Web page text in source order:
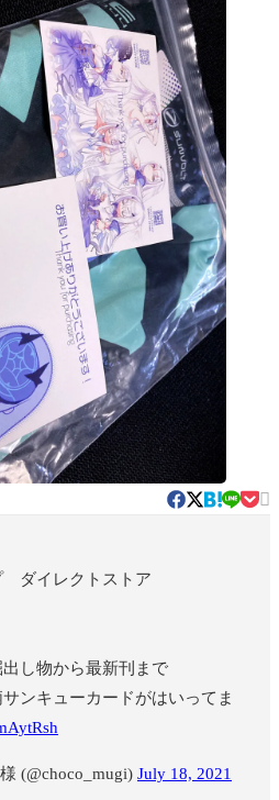

ダイレクトストア
し物から最新刊まで
ンキューカードがはいってま
(@choco_mugi) July 18, 2021